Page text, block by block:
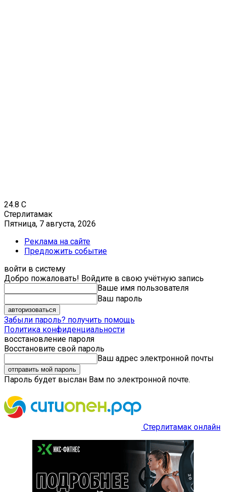
24.8 C
Стерлитамак
Пятница, 7 августа, 2026
Реклама на сайте
Предложить событие
войти в систему
Добро пожаловать! Войдите в свою учётную запись
Ваше имя пользователя
Ваш пароль
Забыли пароль? получить помощь
Политика конфиденциальности
восстановление пароля
Восстановите свой пароль
Ваш адрес электронной почты
Пароль будет выслан Вам по электронной почте.
Стерлитамак онлайн